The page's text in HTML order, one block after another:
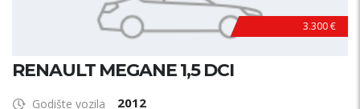
3.300 €
RENAULT MEGANE 1,5 DCI
Godište vozila 2012